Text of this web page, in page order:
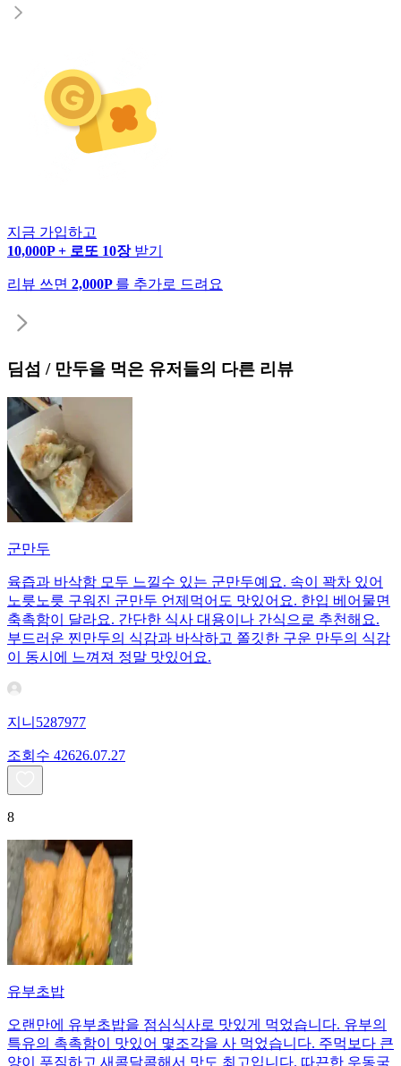
지금 가입하고
10,000P + 로또 10장 받기
리뷰 쓰면 2,000P 를 추가로 드려요
딤섬 / 만두을 먹은 유저들의 다른 리뷰
군만두
육즙과 바삭함 모두 느낄수 있는 군만두예요. 속이 꽉차 있어
노릇노릇 구워진 군만두 언제먹어도 맛있어요. 한입 베어물면
축촉함이 달라요. 간단한 식사 대용이나 간식으로 추천해요.
부드러운 찐만두의 식감과 바삭하고 쫄깃한 구운 만두의 식감
이 동시에 느껴져 정말 맛있어요.
지니5287977
조회수 42626.07.27
8
유부초밥
오랜만에 유부초밥을 점심식사로 맛있게 먹었습니다. 유부의
특유의 촉촉함이 맛있어 몇조각을 사 먹었습니다. 주먹보다 큰
양이 푸짐하고 새콤달콤해서 맛도 최고입니다. 따끈한 우동국